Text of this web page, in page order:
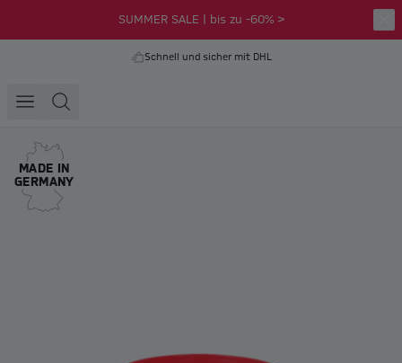
SUMMER SALE | bis zu -60% >
Schnell und sicher mit DHL
MADE IN
GERMANY